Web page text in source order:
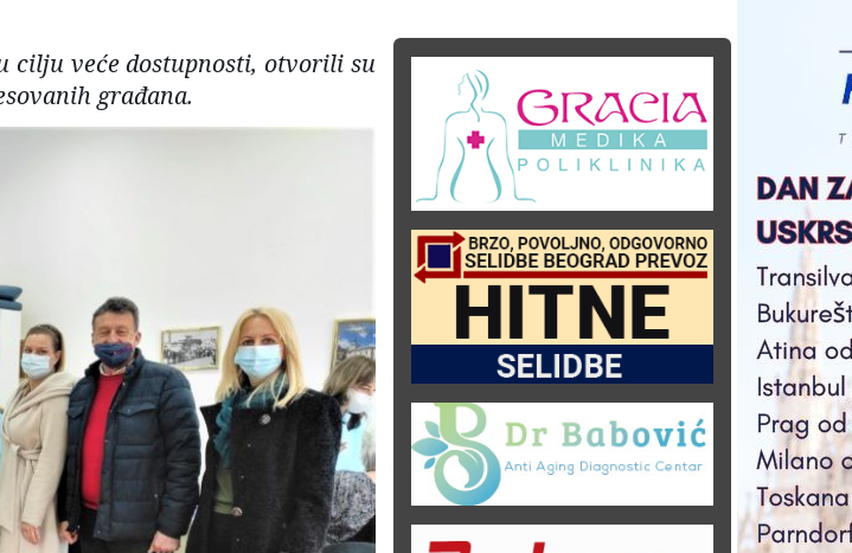
cilju veće dostupnosti, otvorili su
građana.